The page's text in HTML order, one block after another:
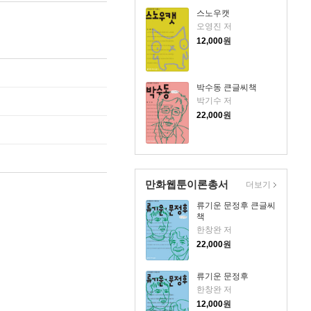
스노우캣
오영진 저
12,000원
박수동 큰글씨책
박기수 저
22,000원
만화웹툰이론총서
류기운 문정후 큰글씨
책
한창완 저
22,000원
류기운 문정후
한창완 저
12,000원
더보기